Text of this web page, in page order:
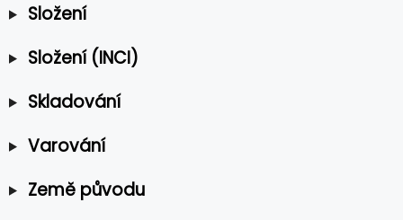
Složení
Složení (INCI)
Skladování
Varování
Země původu